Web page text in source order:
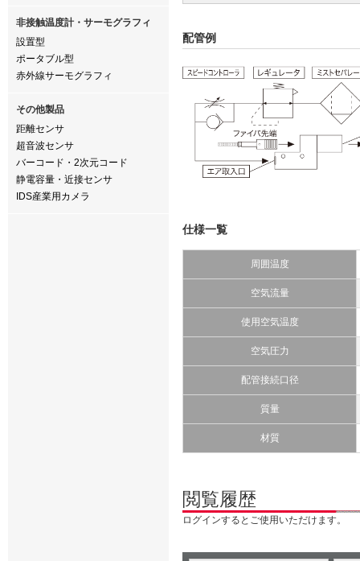
非接触温度計・サーモグラフィ
設置型
ポータブル型
赤外線サーモグラフィ
その他製品
距離センサ
超音波センサ
バーコード・2次元コード
静電容量・近接センサ
IDS産業用カメラ
配管例
仕様一覧
周囲温度
空気流量
使用空気温度
空気圧力
配管接続口径
質量
材質
閲覧履歴
ログインするとご使用いただけます。